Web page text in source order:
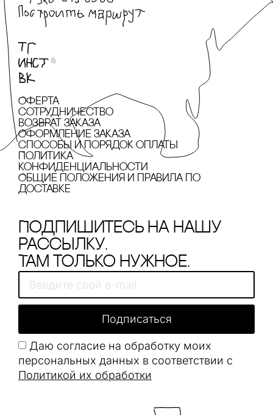
Оферта
сотрудничество
Возврат заказа
Оформление заказа
cпособы и порядок оплаты
Политика
конфиденциальности
Общие положения и правила по
доставке
Подпишитесь на нашу
рассылку.
Там только нужное.
Даю согласие на обработку моих
персональных данных в соответствии с
Политикой их обработки
Подписаться